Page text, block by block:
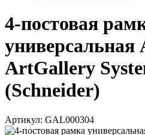
4-постовая
ArtGallery
(Schneider)
Артикул: GAL000304